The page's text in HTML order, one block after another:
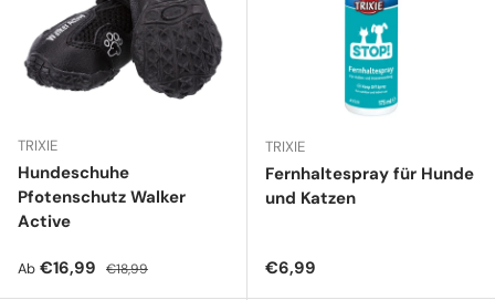
TRIXIE
Hundeschuhe
Pfotenschutz Walker
Active
Verkaufspreis
Ab €16,99 Normaler Preis
€18,99
TRIXIE
Fernhaltespray für Hunde
und Katzen
Normaler Preis
€6,99